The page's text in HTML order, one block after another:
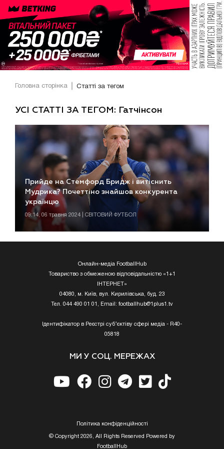
Головна сторінка Статті за тегом
УСІ СТАТТІ ЗА ТЕГОМ: Гатчінсон
Прийде на Стемфорд Бридж і витіснить
Мудрика? Почеттіно знайшов конкурента
українцю
09:14, 06 травня 2024 | СВІТОВИЙ ФУТБОЛ
Онлайн-медіа FootballHub
Товариство з обмеженою відповідальністю «1+1
ІНТЕРНЕТ»
04080, м. Київ, вул. Кирилівська, буд. 23
Тел. 044 490 01 01, Email: footballhub@1plus1.tv
Ідентифікатор в Реєстрі суб’єктіву сфері медіа - R40-
05818
МИ У СОЦ. МЕРЕЖАХ
Полiтика конфiденцiйностi
© Copyright 2026, All Rights Reserved Powered by
FootballHub